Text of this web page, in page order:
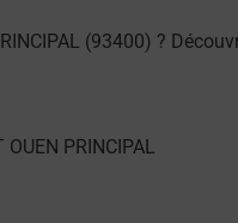
(93400) ?